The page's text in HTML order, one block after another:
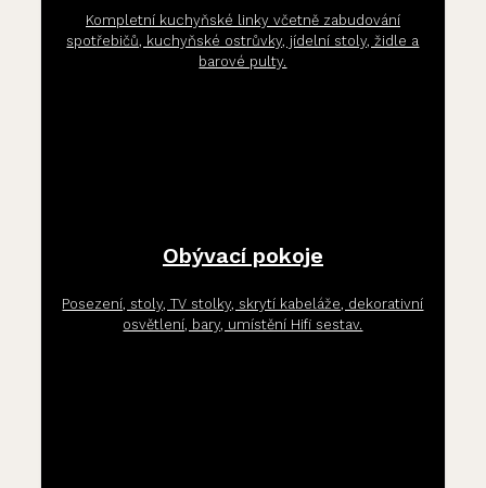
Kompletní kuchyňské linky včetně zabudování
spotřebičů, kuchyňské ostrůvky, jídelní stoly, židle a
barové pulty.
Obývací pokoje
Posezení, stoly, TV stolky, skrytí kabeláže, dekorativní
osvětlení, bary, umístění Hifi sestav.